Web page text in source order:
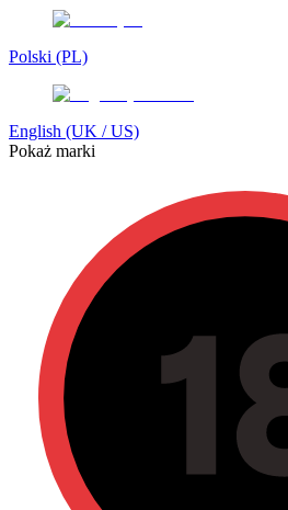
Polski (PL)
English (UK / US)
Pokaż marki